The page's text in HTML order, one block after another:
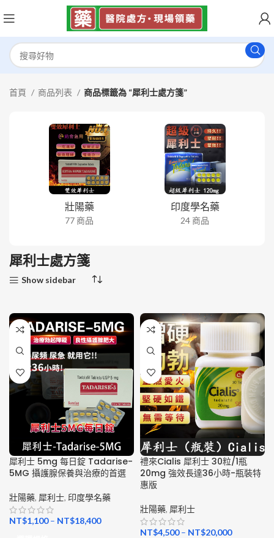
首頁 商品列表 商品標籤為 “犀利士處方箋”
壯陽藥
77 商品
印度學名藥
24 商品
犀利士處方箋
Show sidebar
犀利士 5mg 每日錠 Tadarise-
5MG 攝護腺保養與治療的首選
壯陽藥, 犀利士, 印度學名藥
NT$1,100– NT$18,400
禮來Cialis 犀利士 30粒/1瓶
20mg 強效長達36小時-瓶裝特
惠版
壯陽藥, 犀利士
NT$4,500– NT$20,000